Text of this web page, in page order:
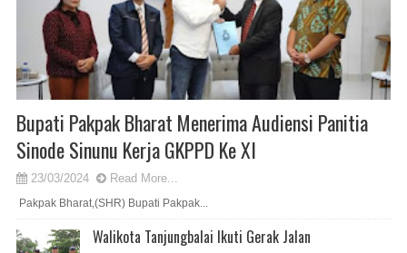
Bupati Pakpak Bharat Menerima Audiensi Panitia
Sinode Sinunu Kerja GKPPD Ke XI
23/03/2024 Read More...
Pakpak Bharat,(SHR) Bupati Pakpak...
Walikota Tanjungbalai Ikuti Gerak Jalan